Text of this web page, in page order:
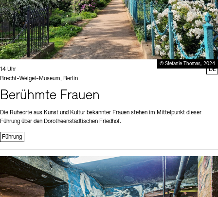
© Stefanie Thomas, 2024
Uhrzeit:
14 Uhr
Standort
Brecht-Weigel-Museum, Berlin
Berühmte Frauen
Die Ruheorte aus Kunst und Kultur bekannter Frauen stehen im Mittelpunkt dieser
Führung über den Dorotheenstädtischen Friedhof.
Führung
DE